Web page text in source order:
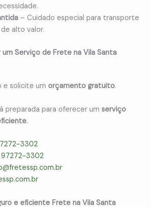
– Cuidado especial para transporte
alto valor.
Serviço de Frete na Vila Santa
solicite um orçamento gratuito.
preparada para oferecer um serviço
.
3302
97272-3302
e eficiente Frete na Vila Santa